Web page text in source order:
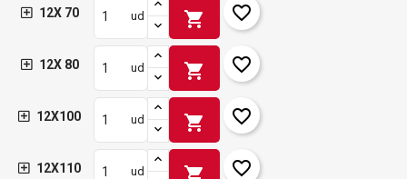
12X 70 ud shopping_cart favorite_border
12X 80 ud shopping_cart favorite_border
12X100 ud shopping_cart favorite_border
12X110 ud shopping_cart favorite_border